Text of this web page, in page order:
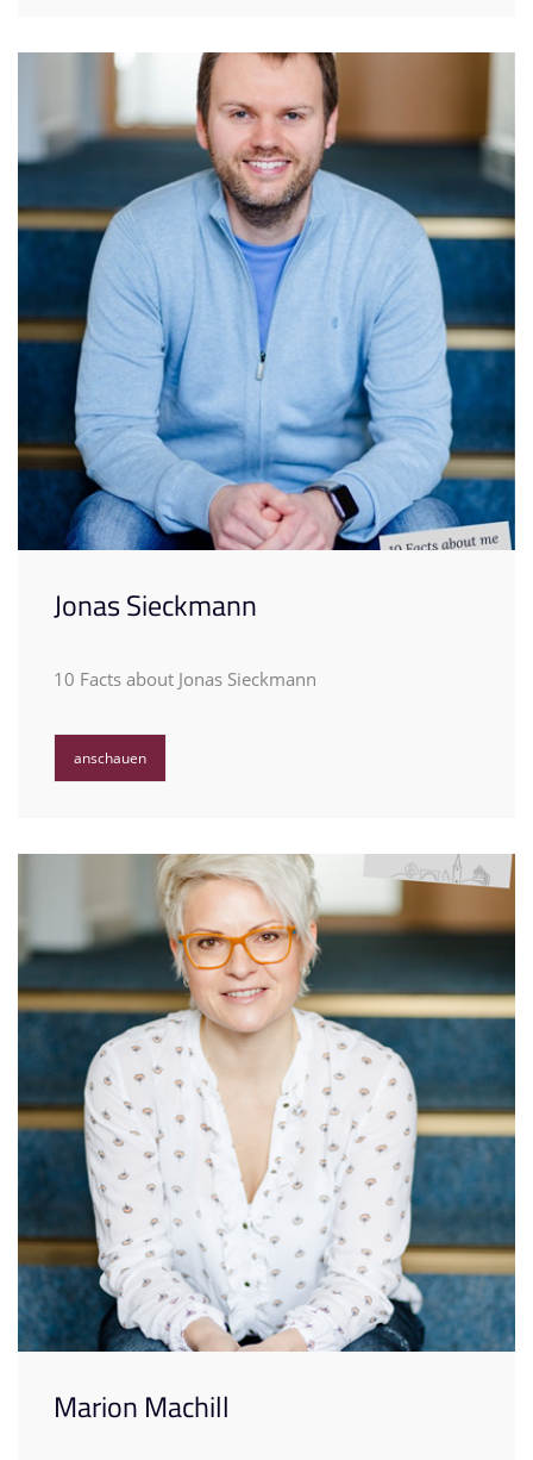
Jonas Sieckmann
10 Facts about Jonas Sieckmann
anschauen
Marion Machill